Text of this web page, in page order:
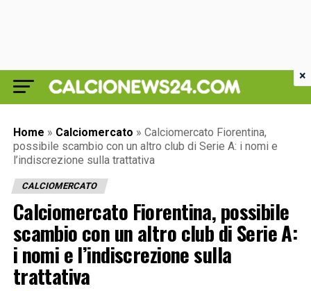
Home » Calciomercato » Calciomercato Fiorentina,
possibile scambio con un altro club di Serie A: i nomi e
l’indiscrezione sulla trattativa
CALCIOMERCATO
Calciomercato Fiorentina, possibile
scambio con un altro club di Serie A:
i nomi e l’indiscrezione sulla
trattativa
×